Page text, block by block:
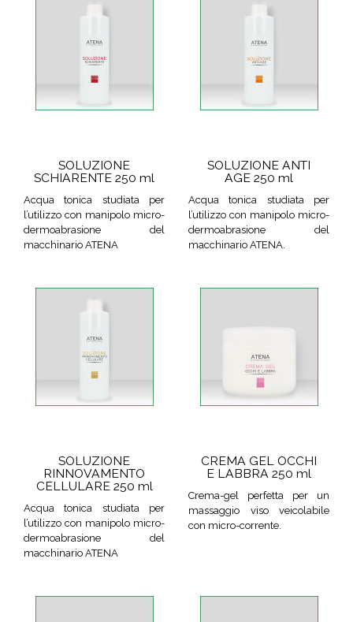
SOLUZIONE
SCHIARENTE 250 ml
Acqua tonica studiata per
l’utilizzo con manipolo micro-
dermoabrasione del
macchinario ATENA
SOLUZIONE ANTI
AGE 250 ml
Acqua tonica studiata per
l’utilizzo con manipolo micro-
dermoabrasione del
macchinario ATENA.
SOLUZIONE
RINNOVAMENTO
CELLULARE 250 ml
Acqua tonica studiata per
l’utilizzo con manipolo micro-
dermoabrasione del
macchinario ATENA
CREMA GEL OCCHI
E LABBRA 250 ml
Crema-gel perfetta per un
massaggio viso veicolabile
con micro-corrente.